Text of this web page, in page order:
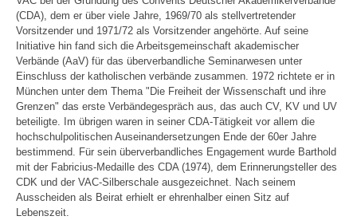
(CDA), dem er über viele Jahre, 1969/70 als stellvertretender
Vorsitzender und 1971/72 als Vorsitzender angehörte. Auf seine
Initiative hin fand sich die Arbeitsgemeinschaft akademischer
Verbände (AaV) für das überverbandliche Seminarwesen unter
Einschluss der katholischen verbände zusammen. 1972 richtete er in
München unter dem Thema "Die Freiheit der Wissenschaft und ihre
Grenzen" das erste Verbändegespräch aus, das auch CV, KV und UV
beteiligte. Im übrigen waren in seiner CDA-Tätigkeit vor allem die
hochschulpolitischen Auseinandersetzungen Ende der 60er Jahre
bestimmend. Für sein überverbandliches Engagement wurde Barthold
mit der Fabricius-Medaille des CDA (1974), dem Erinnerungsteller des
CDK und der VAC-Silberschale ausgezeichnet. Nach seinem
Ausscheiden als Beirat erhielt er ehrenhalber einen Sitz auf
Lebenszeit.